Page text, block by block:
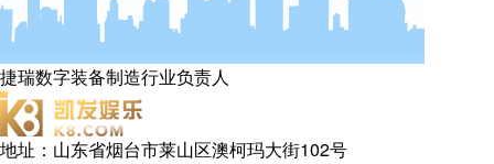
捷瑞数字装备制造行业负责人
地址：山东省烟台市莱山区澳柯玛大街102号